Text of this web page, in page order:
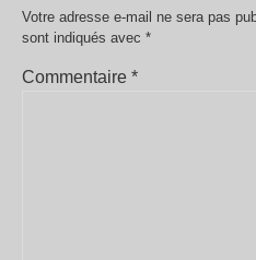
Votre adresse e-mail ne sera pas
sont indiqués avec *
Commentaire *